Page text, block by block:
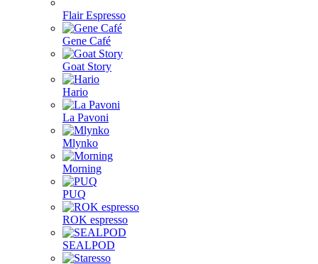
Flair Espresso
Gene Café
Goat Story
Hario
La Pavoni
Mlynko
Morning
PUQ
ROK espresso
SEALPOD